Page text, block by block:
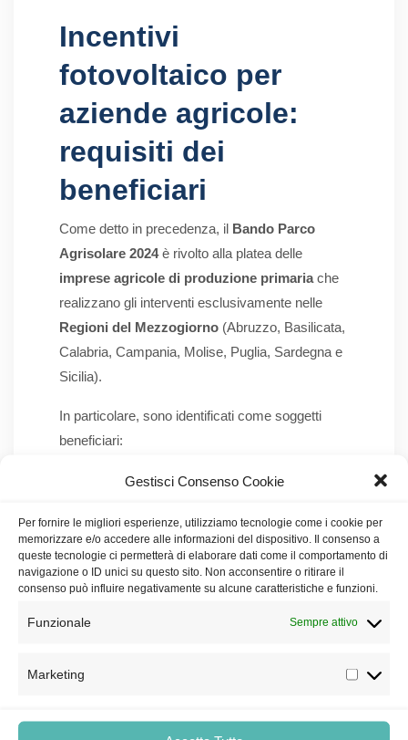
Gestisci Consenso Cookie
Per fornire le migliori esperienze, utilizziamo tecnologie come i cookie per
memorizzare e/o accedere alle informazioni del dispositivo. Il consenso a
queste tecnologie ci permetterà di elaborare dati come il comportamento di
navigazione o ID unici su questo sito. Non acconsentire o ritirare il
consenso può influire negativamente su alcune caratteristiche e funzioni.
Funzionale Sempre attivo
Marketing
Incentivi
fotovoltaico per
aziende agricole:
requisiti dei
beneficiari
Come detto in precedenza, il Bando Parco
Agrisolare 2024è rivolto alla platea delle
imprese agricole di produzione primariache
realizzano gli interventi esclusivamente nelle
Regioni del Mezzogiorno (Abruzzo, Basilicata,
Calabria, Campania, Molise, Puglia, Sardegna e
Sicilia).
In particolare, sono identificati come soggetti
beneficiari:
Imprenditori agricoli, sia in forma
Imprese agroindustrialinel settore
Zootecnico;
Cooperative agricole(che svolgono
attività secondo l’art. 2135 del
(di
n. 228/2001);